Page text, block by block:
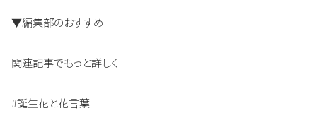
▼編集部のおすすめ
関連記事でもっと詳しく
#誕生花と花言葉